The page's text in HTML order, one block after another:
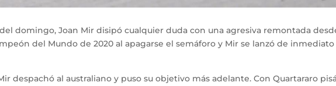
domingo, Joan Mir disipó cualquier duda con una agresiva remontada
del Mundo de 2020 al apagarse el semáforo y Mir se lanzó de
despachó al australiano y puso su objetivo más adelante. Con Quartararo